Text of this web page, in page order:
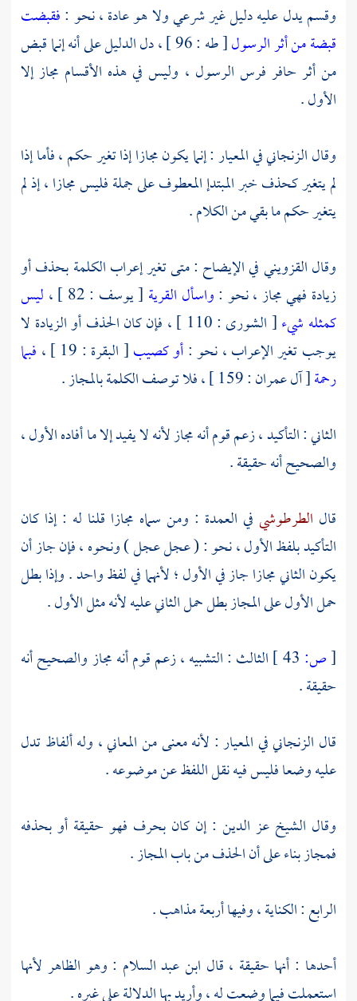
وقسم يدل عليه دليل غير شرعي ولا هو عادة ، نحو :فقبضت
قبضة من أثر الرسول
[ طه : 96 ] ، دل الدليل على أنه إنما قبض
من أثر حافر فرس الرسول ، وليس في هذه الأقسام مجاز إلا
الأول .
وقالالزنجانيفي المعيار : إنما يكون مجازا إذا تغير حكم ، فأما إذا
لم يتغير كحذف خبر المبتدإ المعطوف على جملة فليس مجازا ، إذ لم
يتغير حكم ما بقي من الكلام .
وقالالقزوينيفي الإيضاح : متى تغير إعراب الكلمة بحذف أو
زيادة فهي مجاز ، نحو :واسأل القرية [ يوسف : 82 ] ،
ليس
كمثله شيء
[ الشورى : 110 ] ، فإن كان الحذف أو الزيادة لا
يوجب تغير الإعراب ، نحو :أو كصيب[ البقرة : 19 ] ،
فبما
رحمة[ آل عمران : 159 ] ، فلا توصف الكلمة بالمجاز .
الثاني : التأكيد ، زعم قوم أنه مجاز لأنه لا يفيد إلا ما أفاده الأول ،
والصحيح أنه حقيقة .
قال الطرطوشي في العمدة : ومن سماه مجازا قلنا له : إذا كان
التأكيد بلفظ الأول ، نحو : ( عجل عجل ) ونحوه ، فإن جاز أن
يكون الثاني مجازا جاز في الأول ؛ لأنهما في لفظ واحد . وإذا بطل
حمل الأول على المجاز بطل حمل الثاني عليه لأنه مثل الأول .
[ص:
الثالث : التشبيه ، زعم قوم أنه مجاز والصحيح أنه
حقيقة .
قال الزنجانيفي المعيار : لأنه معنى من المعاني ، وله ألفاظ تدل
عليه وضعا فليس فيه نقل اللفظ عن موضوعه .
وقال الشيخ عز الدين : إن كان بحرف فهو حقيقة أو بحذفه
فمجاز بناء على أن الحذف من باب المجاز .
الرابع : الكناية ، وفيها أربعة مذاهب .
أحدها : أنها حقيقة ، قال ابن عبد السلام : وهو الظاهر لأنها
استعملت فيما وضعت له ، وأريد بها الدلالة على غيره .